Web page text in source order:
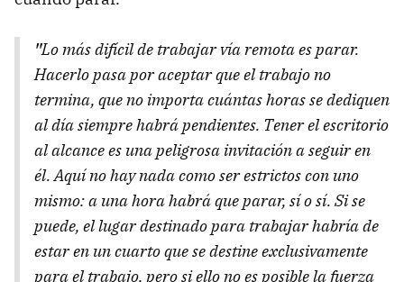
"Lo más difícil de trabajar vía remota es parar.
Hacerlo pasa por aceptar que el trabajo no
termina, que no importa cuántas horas se dediquen
al día siempre habrá pendientes. Tener el escritorio
al alcance es una peligrosa invitación a seguir en
él. Aquí no hay nada como ser estrictos con uno
mismo: a una hora habrá que parar, sí o sí. Si se
puede, el lugar destinado para trabajar habría de
estar en un cuarto que se destine exclusivamente
para el trabajo, pero si ello no es posible la fuerza